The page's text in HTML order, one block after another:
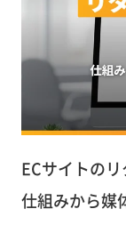
ECサイトの
仕組みから媒